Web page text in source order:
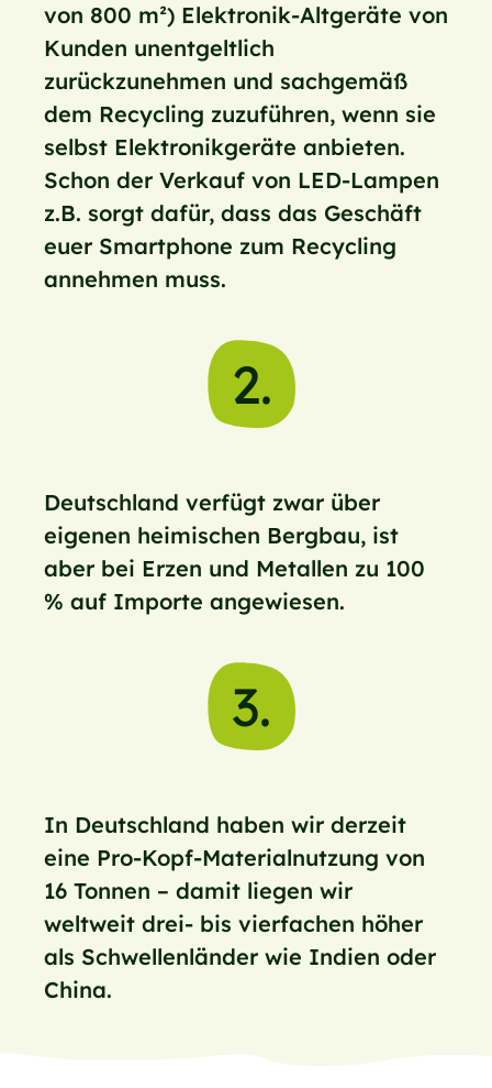
von 800 m²) Elektronik-Altgeräte von
Kunden unentgeltlich
zurückzunehmen und sachgemäß
dem Recycling zuzuführen, wenn sie
selbst Elektronikgeräte anbieten.
Schon der Verkauf von LED-Lampen
z.B. sorgt dafür, dass das Geschäft
euer Smartphone zum Recycling
annehmen muss.
2.
Deutschland verfügt zwar über
eigenen heimischen Bergbau, ist
aber bei Erzen und Metallen zu 100
% auf Importe angewiesen.
3.
In Deutschland haben wir derzeit
eine Pro-Kopf-Materialnutzung von
16 Tonnen – damit liegen wir
weltweit drei- bis vierfachen höher
als Schwellenländer wie Indien oder
China.